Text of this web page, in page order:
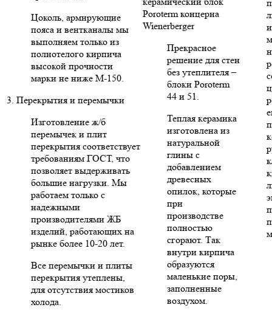
Цоколь, армирующие
пояса и вентканалы мы
выполняем только из
полнотелого кирпича
высокой прочности
марки не ниже М-150.
3. Перекрытия и перемычки
Изготовление ж/б
перемычек и плит
перекрытия соответствует
требованиям ГОСТ, что
позволяет выдерживать
большие нагрузки. Мы
работаем только с
надежными
производителями ЖБ
изделий, работающих на
рынке более 10-20 лет.
Все перемычки и плиты
перекрытия утеплены,
для отсутствия мостиков
холода.
Poroterm концерна
Wienerberger
Прекрасное
решение для стен
без утеплителя –
блоки Poroterm
44 и 51.
Теплая керамика
изготовлена из
натуральной
глины с
добавлением
древесных
опилок, которые
при
производстве
полностью
сгорают. Так
внутри кирпича
образуются
маленькие поры,
заполненные
воздухом.